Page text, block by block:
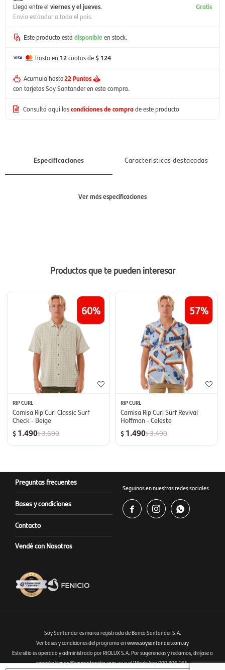
Llega entre el viernes y el jueves.
Envío estándar a todo el país.
Gratis
Este producto está disponible en stock.
hasta en 12cuotas de$ 124
Acumula hasta22 Puntos
con tarjetas Soy Santander en esta compra.
Consultá aquí lascondiciones de comprade este producto
Especificaciones Características destacadas
Ver más especificaciones
Productos que te pueden interesar
60
RIP CURL
Camisa Rip Curl Classic Surf
Check - Beige
$ 1.490$3.690
57
RIP CURL
Camisa Rip Curl Surf Revival
Hoffman - Celeste
$ 1.490$3.490
Preguntas frecuentes
Bases y condiciones
Contacto
Vendé con Nosotros
Seguinos en nuestras redes sociales
  
Fenicio eCommerce Uruguay
Soy Santander es marca registrada de Banco Santander S.A.
Ver bases y condiciones del programa en www.soysantander.com.uy
Este sitio es operado y administrado por RIOLUX S.A. Por sugerencias y reclamos, diríjase a
soporte.tienda@soysantander.com.uyo al WhatsApp 099 306 165.